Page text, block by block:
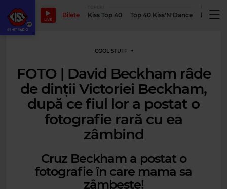
LIVE
Bilete Kiss Top 40 Top 40 Kiss'N'Dance
COOL STUFF
FOTO | David Beckham râde
de dinții Victoriei Beckham,
după ce fiul lor a postat o
fotografie rară cu ea
zâmbind
Cruz Beckham a postat o
fotografie în care mama sa
zâmbește!